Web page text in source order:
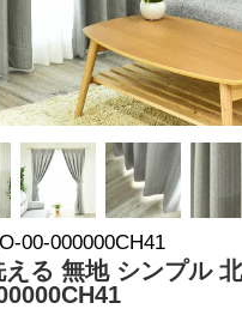
00-000000CH41
える 無地 シンプル